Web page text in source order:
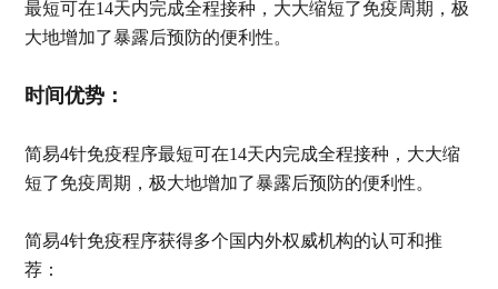
最短可在14天内完成全程接种，大大缩短了免疫周期，极
大地增加了暴露后预防的便利性。
时间优势：
简易4针免疫程序最短可在14天内完成全程接种，大大缩
短了免疫周期，极大地增加了暴露后预防的便利性。
简易4针免疫程序获得多个国内外权威机构的认可和推
荐：